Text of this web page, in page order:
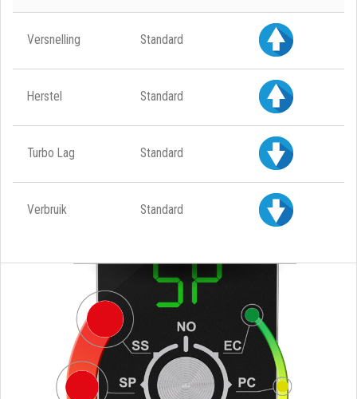
Versnelling Standard
Herstel Standard
Turbo Lag Standard
Verbruik Standard